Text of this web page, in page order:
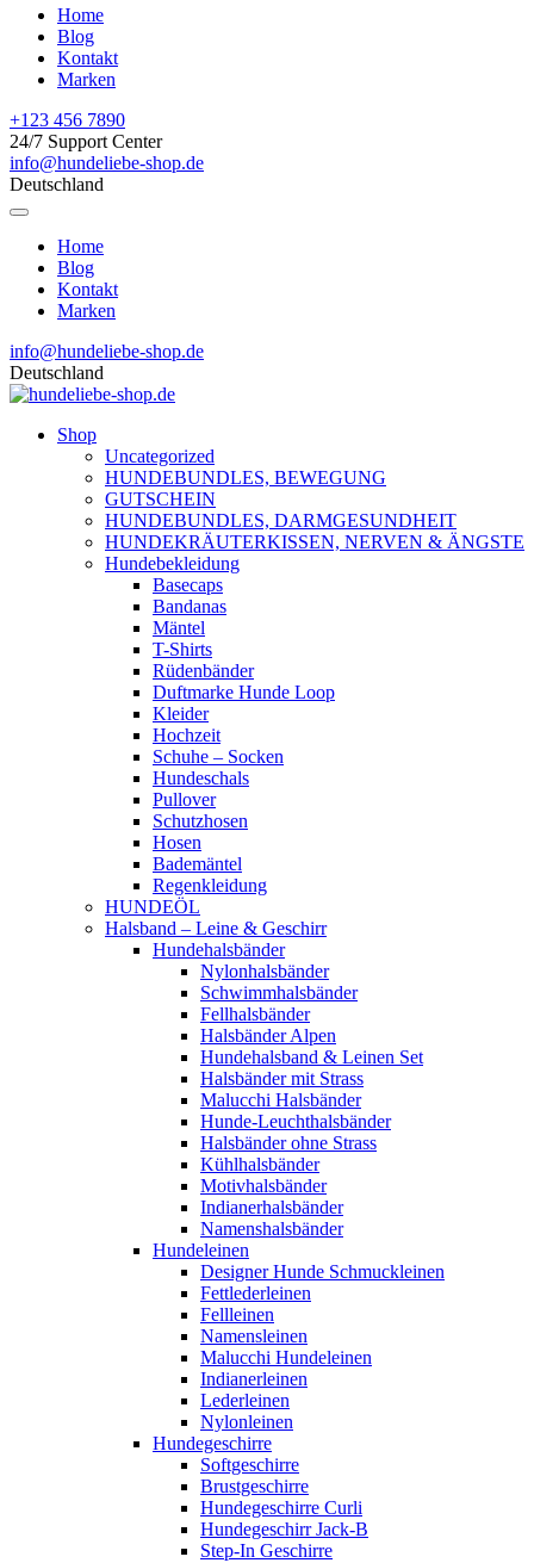
Home
Blog
Kontakt
Marken
+123 456 7890
24/7 Support Center
info@hundeliebe-shop.de
Deutschland
Home
Blog
Kontakt
Marken
info@hundeliebe-shop.de
Deutschland
Shop
Uncategorized
HUNDEBUNDLES, BEWEGUNG
GUTSCHEIN
HUNDEBUNDLES, DARMGESUNDHEIT
HUNDEKRÄUTERKISSEN, NERVEN & ÄNGSTE
Hundebekleidung
Basecaps
Bandanas
Mäntel
T-Shirts
Rüdenbänder
Duftmarke Hunde Loop
Kleider
Hochzeit
Schuhe – Socken
Hundeschals
Pullover
Schutzhosen
Hosen
Bademäntel
Regenkleidung
HUNDEÖL
Halsband – Leine & Geschirr
Hundehalsbänder
Nylonhalsbänder
Schwimmhalsbänder
Fellhalsbänder
Halsbänder Alpen
Hundehalsband & Leinen Set
Halsbänder mit Strass
Malucchi Halsbänder
Hunde-Leuchthalsbänder
Halsbänder ohne Strass
Kühlhalsbänder
Motivhalsbänder
Indianerhalsbänder
Namenshalsbänder
Hundeleinen
Designer Hunde Schmuckleinen
Fettlederleinen
Fellleinen
Namensleinen
Malucchi Hundeleinen
Indianerleinen
Lederleinen
Nylonleinen
Hundegeschirre
Softgeschirre
Brustgeschirre
Hundegeschirre Curli
Hundegeschirr Jack-B
Step-In Geschirre